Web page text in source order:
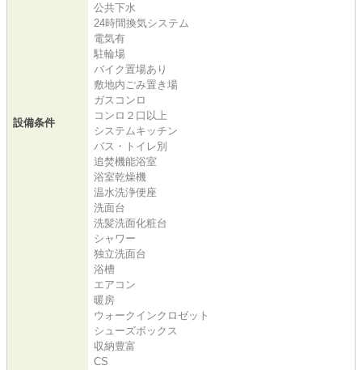
設備条件
公共下水
24時間換気システム
電気有
駐輪場
バイク置場あり
敷地内ごみ置き場
ガスコンロ
コンロ２口以上
システムキッチン
バス・トイレ別
追焚機能浴室
浴室乾燥機
温水洗浄便座
洗面台
洗髪洗面化粧台
シャワー
独立洗面台
浴槽
エアコン
暖房
ウォークインクロゼット
シューズボックス
収納豊富
CS